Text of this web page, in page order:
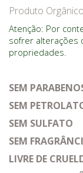
Produto
Atenção: Por
sofrer alterações
propriedades.
SEM
SEM
SEM SULFATO
SEM
LIVRE DE